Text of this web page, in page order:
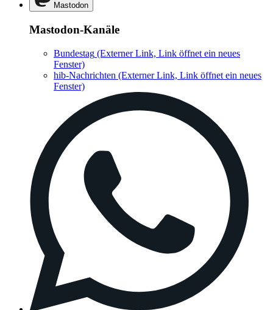
Mastodon
Mastodon-Kanäle
Bundestag (Externer Link, Link öffnet ein neues
Fenster)
hib-Nachrichten (Externer Link, Link öffnet ein neues
Fenster)